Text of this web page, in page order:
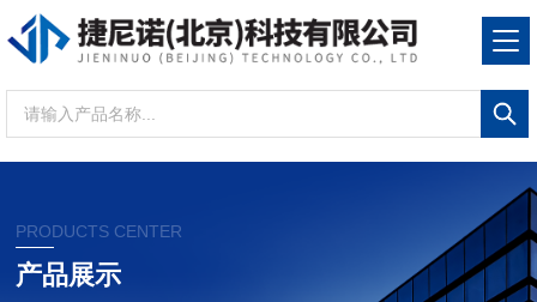
PRODUCTS CENTER
产品展示